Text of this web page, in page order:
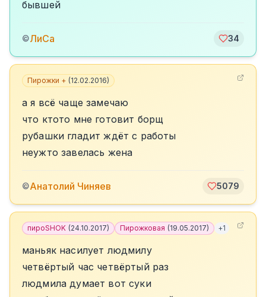
бывшей
©ЛиСа 34
Пирожки + (12.02.2016)
а я всё чаще замечаю
что ктото мне готовит борщ
рубашки гладит ждёт с работы
неужто завелась жена
©Анатолий Чиняев 5079
пироSHOK (24.10.2017) Пирожковая (19.05.2017) +1
маньяк насилует людмилу
четвёртый час четвёртый раз
людмила думает вот суки